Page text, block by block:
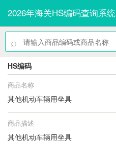
2026年海关HS编码查询系统
⌕
HS编码
商品名称
其他机动车辆用坐具
商品描述
其他机动车辆用坐具